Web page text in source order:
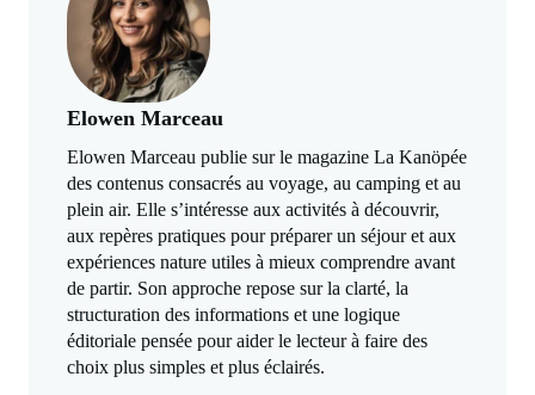
Elowen Marceau
Elowen Marceau publie sur le magazine La Kanöpée
des contenus consacrés au voyage, au camping et au
plein air. Elle s’intéresse aux activités à découvrir,
aux repères pratiques pour préparer un séjour et aux
expériences nature utiles à mieux comprendre avant
de partir. Son approche repose sur la clarté, la
structuration des informations et une logique
éditoriale pensée pour aider le lecteur à faire des
choix plus simples et plus éclairés.